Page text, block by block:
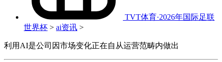
TVT体育·2026年国际足联
世界杯 > ai资讯 >
利用AI是公司因市场变化正在自从运营范畴内做出